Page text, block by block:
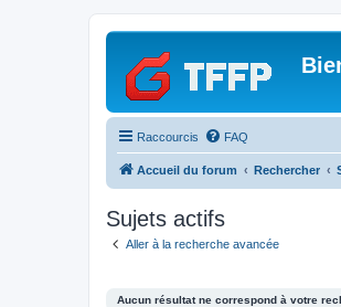
Raccourcis FAQ
Accueil du forum Rechercher
Sujets actifs
Aller à la recherche avancée
Aucun résultat ne correspond à votre